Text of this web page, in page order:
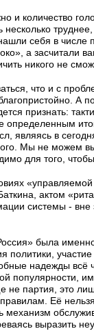
и количество
несколько
себя в
а засчитали
никого не
что и с
А
признать:
определенным
являясь в
Мы не можем
для того,
актом
системы -
была
политики,
надежды всё
популярности,
не партия, это
Её нельзя
выразить